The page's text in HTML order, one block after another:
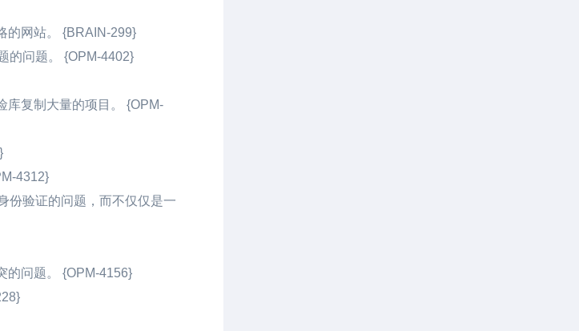
的网站。 {BRAIN-299}
的问题。 {OPM-4402}
库复制大量的项目。 {OPM-
4312}
份验证的问题，而不仅仅是一
的问题。 {OPM-4156}